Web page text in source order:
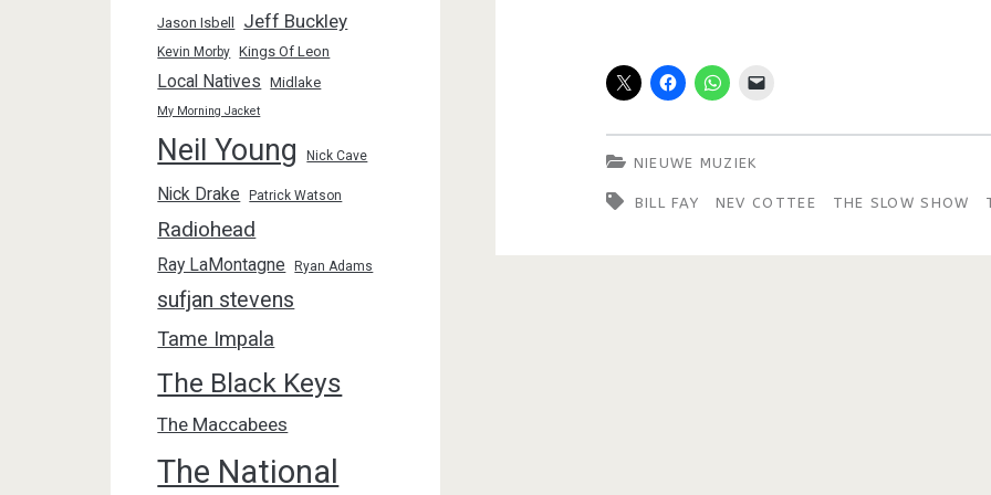
NIEUWE MUZIEK
BILL FAY NEV COTTEE THE SLOW SHOW
Jason Isbell Jeff Buckley
Kevin Morby Kings Of Leon
Local Natives Midlake
My Morning Jacket
Neil Young Nick Cave
Nick Drake Patrick Watson
Radiohead
Ray LaMontagne Ryan Adams
sufjan stevens
Tame Impala
The Black Keys
The Maccabees
The National